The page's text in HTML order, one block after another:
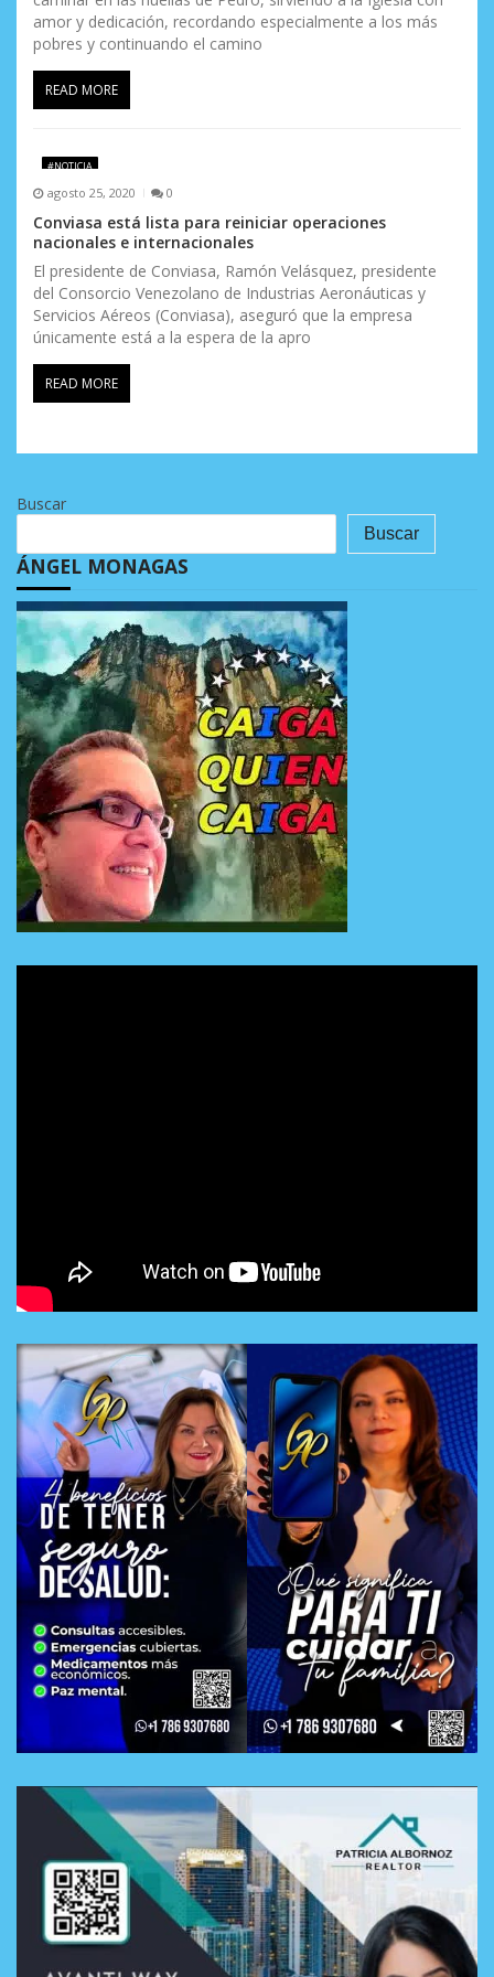
amor y dedicación, recordando especialmente a los más
pobres y continuando el camino
READ MORE
#NOTICIA
agosto 25, 2020 0
Conviasa está lista para reiniciar operaciones
nacionales e internacionales
El presidente de Conviasa, Ramón Velásquez, presidente
del Consorcio Venezolano de Industrias Aeronáuticas y
Servicios Aéreos (Conviasa), aseguró que la empresa
únicamente está a la espera de la apro
READ MORE
Buscar
Buscar
ÁNGEL MONAGAS